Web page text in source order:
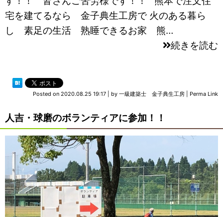
宅を建てるなら 金子典生工房で 火のある暮ら
し 素足の生活 熟睡できるお家 熊…
続きを読む
Posted on 2020.08.25 19:17 by 一級建築士 金子典生工房 Perma Link
人吉・球磨のボランティアに参加！！